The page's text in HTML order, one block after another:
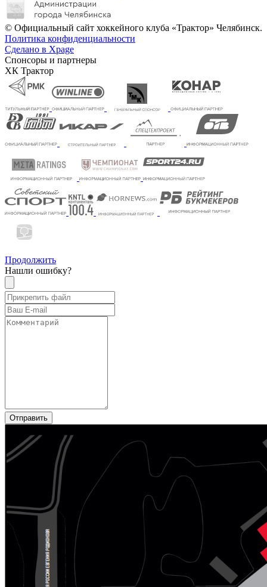
© Официальный сайт хоккейного клуба «Трактор» Челябинск.
Политика конфиденциальности
Сделано в Xpage
Спонсоры и партнеры
ХК Трактор
Продолжить
Нашли ошибку?